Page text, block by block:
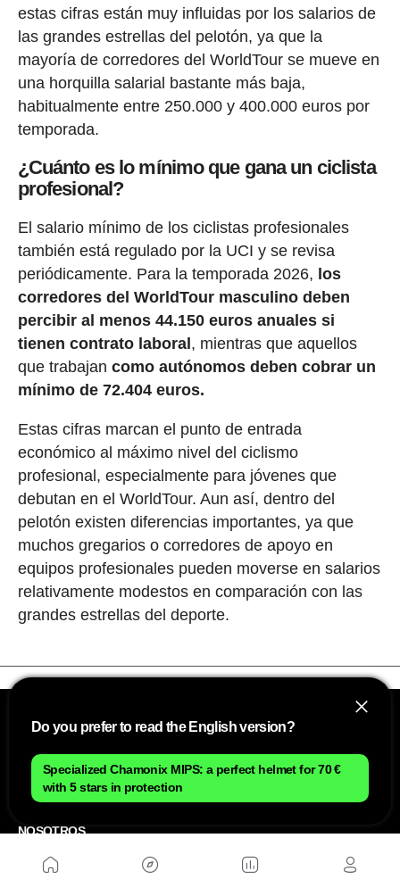
estas cifras están muy influidas por los salarios de
las grandes estrellas del pelotón, ya que la
mayoría de corredores del WorldTour se mueve en
una horquilla salarial bastante más baja,
habitualmente entre 250.000 y 400.000 euros por
temporada.
¿Cuánto es lo mínimo que gana un ciclista
profesional?
El salario mínimo de los ciclistas profesionales
también está regulado por la UCI y se revisa
periódicamente. Para la temporada 2026, los
corredores del WorldTour masculino deben
percibir al menos 44.150 euros anuales si
tienen contrato laboral, mientras que aquellos
que trabajan como autónomos deben cobrar un
mínimo de 72.404 euros.
Estas cifras marcan el punto de entrada
económico al máximo nivel del ciclismo
profesional, especialmente para jóvenes que
debutan en el WorldTour. Aun así, dentro del
pelotón existen diferencias importantes, ya que
muchos gregarios o corredores de apoyo en
equipos profesionales pueden moverse en salarios
relativamente modestos en comparación con las
grandes estrellas del deporte.
NOSOTROS
Mapa del sitio
Do you prefer to read the English version?
Specialized Chamonix MIPS: a perfect helmet for 70 €
with 5 stars in protection